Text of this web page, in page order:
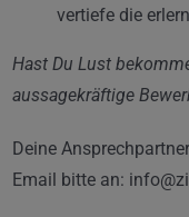
vertiefe die
Hast Du Lust
aussagekräftige
Deine
Email bitte an: